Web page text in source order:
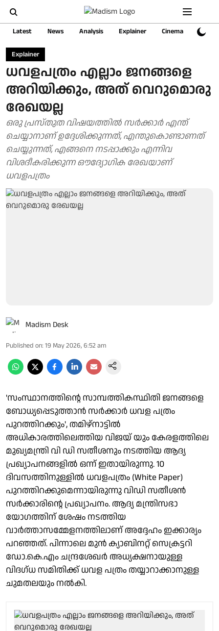
Latest News Analysis Explainer Cinema Sports
Explainer
ധവളപത്രം എല്ലാം ജനങ്ങളെ
അറിയിക്കും, അത് വെറുമൊരു
രേഖയല്ല
ഒരു പ്രസ്തുത വിഷയത്തിൽ സർക്കാർ എന്ത്
ചെയ്യാനാണ് ഉദ്ദേശിക്കുന്നത്, എന്തുകൊണ്ടാണത്
ചെയ്യുന്നത്, എങ്ങനെ നടപ്പാക്കും എന്നിവ
വിശദീകരിക്കുന്ന ഔദ്യോഗിക രേഖയാണ്
ധവളപത്രം
Madism Desk
Published on: 19 May 2026, 6:52 am
'സംസ്ഥാനത്തിന്റെ സാമ്പത്തികസ്ഥിതി ജനങ്ങളെ
ബോധ്യപ്പെടുത്താന്‍ സര്‍ക്കാര്‍ ധവള പത്രം
പുറത്തിറക്കും', തമിഴ്‌നാട്ടില്‍
അധികാരത്തിലെത്തിയ വിജയ് യും കേരളത്തിലെ
മുഖ്യമന്ത്രി വി ഡി സതീശനും നടത്തിയ ആദ്യ
പ്രഖ്യാപനങ്ങളില്‍ ഒന്ന് ഇതായിരുന്നു. 10
ദിവസത്തിനുള്ളില്‍ ധവളപത്രം (White Paper)
പുറത്തിറക്കുമെന്നായിരുന്നു വിഡി സതീശന്‍
സര്‍ക്കാരിന്റെ പ്രഖ്യാപനം. ആദ്യ മന്ത്രിസഭാ
യോഗത്തിന് ശേഷം നടത്തിയ
വാര്‍ത്താസമ്മേളനത്തിലാണ് അദ്ദേഹം ഇക്കാര്യം
പറഞ്ഞത്. പിന്നാലെ മുന്‍ ക്യാബിനറ്റ് സെക്രട്ടറി
ഡോ.കെ.എം ചന്ദ്രശേഖര്‍ അധ്യക്ഷനായുള്ള
വിദഗ്ധ സമിതിക്ക് ധവള പത്രം തയ്യാറാക്കാനുള്ള
ചുമതലയും നല്‍കി.